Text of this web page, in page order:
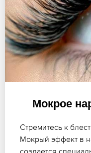
Мокрое
Стремитесь к
Мокрый эффект в
создается